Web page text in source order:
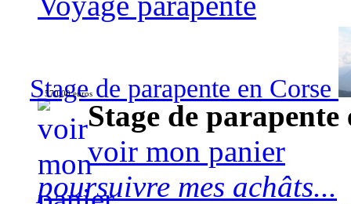
Stage de parapente en Corse
570,00 euros
Stage de
voir mon panier
poursuivre mes achâts...